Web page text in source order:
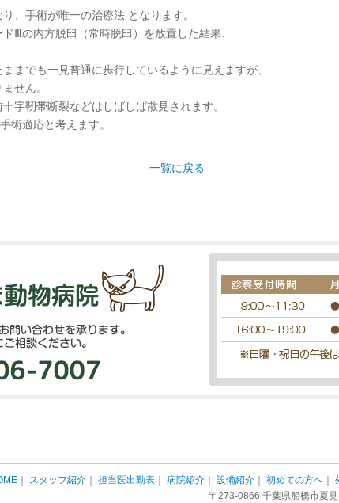
、手術が唯一の治療法 となります。
Ⅲの内方脱臼（常時脱臼）を放置した結果、
までも一見普通に歩行しているように見えますが、
せん。
字靭帯断裂などはしばしば散見されます。
術適応と考えます。
一覧に戻る
スタッフ紹介 担当医出勤表 病院紹介 設備紹介 初めての方へ
〒273-0866 千葉県船橋市